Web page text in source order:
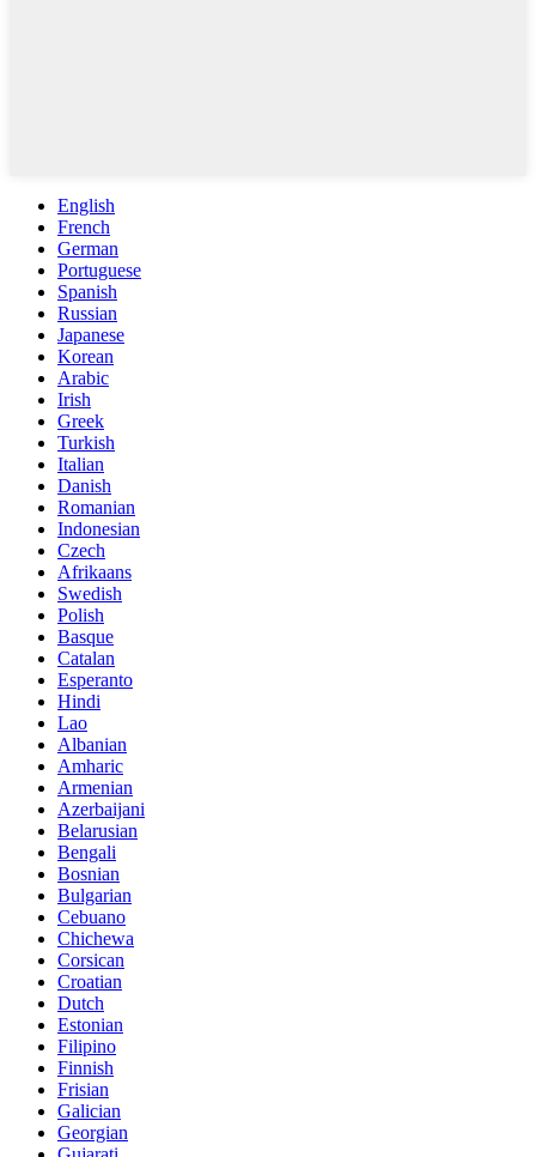
English
French
German
Portuguese
Spanish
Russian
Japanese
Korean
Arabic
Irish
Greek
Turkish
Italian
Danish
Romanian
Indonesian
Czech
Afrikaans
Swedish
Polish
Basque
Catalan
Esperanto
Hindi
Lao
Albanian
Amharic
Armenian
Azerbaijani
Belarusian
Bengali
Bosnian
Bulgarian
Cebuano
Chichewa
Corsican
Croatian
Dutch
Estonian
Filipino
Finnish
Frisian
Galician
Georgian